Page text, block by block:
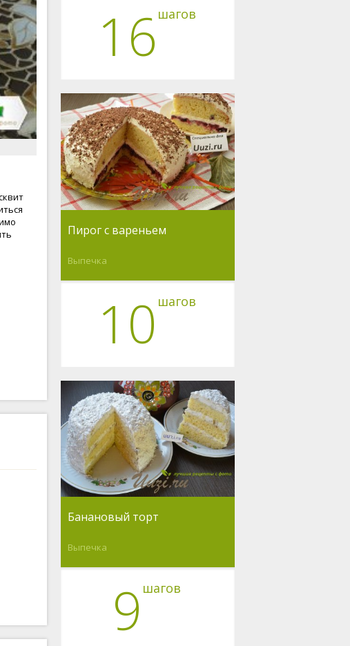
16 шагов
Пирог с вареньем
Выпечка
10 шагов
Банановый торт
Выпечка
9 шагов